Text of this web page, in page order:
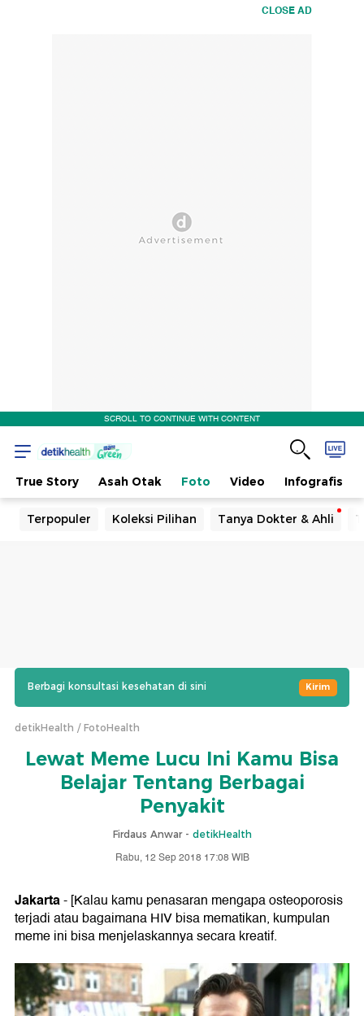
CLOSE AD
SCROLL TO CONTINUE WITH CONTENT
True Story Asah Otak Foto Video Infografis
Terpopuler Koleksi Pilihan Tanya Dokter & Ahli
Berbagi konsultasi kesehatan di sini Kirim
detikHealth FotoHealth
Lewat Meme Lucu Ini Kamu Bisa
Belajar Tentang Berbagai
Penyakit
Firdaus Anwar - detikHealth
Rabu, 12 Sep 2018 17:08 WIB
Jakarta- [Kalau kamu penasaran mengapa osteoporosis
terjadi atau bagaimana HIV bisa mematikan, kumpulan
meme ini bisa menjelaskannya secara kreatif.